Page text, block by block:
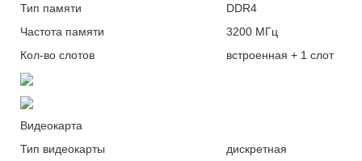
Тип памяти
DDR4
Частота памяти
3200 МГц
Кол-во слотов встроенная + 1 слот
Видеокарта
Тип видеокарты
дискретная